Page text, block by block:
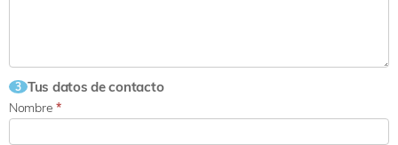
3 Tus datos de contacto
Nombre*